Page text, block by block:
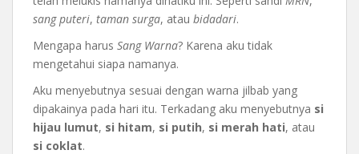
sang puteri, taman surga, atau bidadari.
Mengapa harus Sang Warna? Karena aku tidak
mengetahui siapa namanya.
Aku menyebutnya sesuai dengan warna jilbab yang
dipakainya pada hari itu. Terkadang aku menyebutnya si
hijau lumut, si hitam, si putih, si merah hati, atau
si coklat.